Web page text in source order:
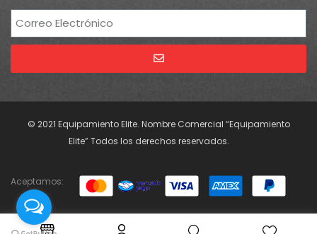
© 2021 Equipamiento Elite. Nombre Comercial “Equipamiento
Elite” Todos los derechos reservados.
Aceptamos: